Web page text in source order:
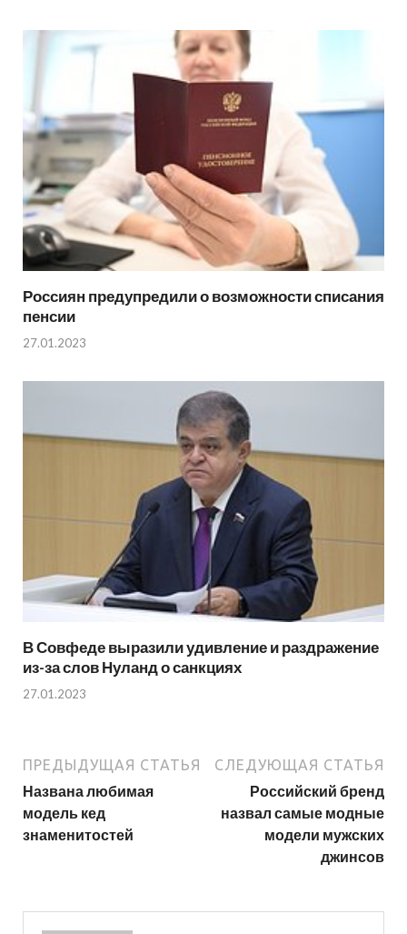
Россиян предупредили о возможности списания
пенсии
27.01.2023
В Совфеде выразили удивление и раздражение
из-за слов Нуланд о санкциях
27.01.2023
ПРЕДЫДУЩАЯ СТАТЬЯ
Названа любимая
модель кед
знаменитостей
СЛЕДУЮЩАЯ СТАТЬЯ
Российский бренд
назвал самые модные
модели мужских
джинсов